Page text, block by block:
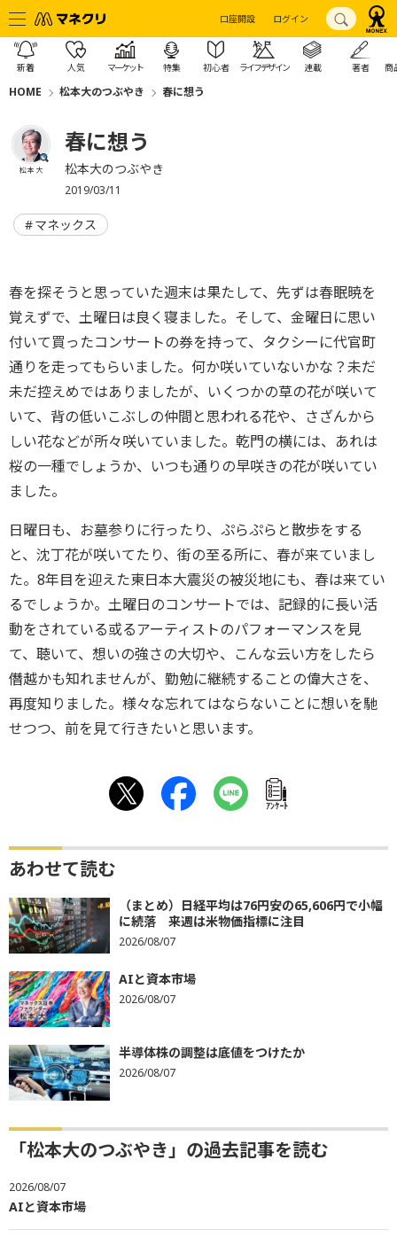
口座開設 ログイン
新着 人気 マーケット 特集 初心者 ライフデザイン 連載 著者 商
HOME 松本大のつぶやき 春に想う
松本 大
春に想う
松本大のつぶやき
2019/03/11
マネックス
春を探そうと思っていた週末は果たして、先ずは春眠暁を
覚えずで、土曜日は良く寝ました。そして、金曜日に思い
付いて買ったコンサートの券を持って、タクシーに代官町
通りを走ってもらいました。何か咲いていないかな？未だ
未だ控えめではありましたが、いくつかの草の花が咲いて
いて、背の低いこぶしの仲間と思われる花や、さざんから
しい花などが所々咲いていました。乾門の横には、あれは
桜の一種でしょうか、いつも通りの早咲きの花が咲いてい
ました。
日曜日も、お墓参りに行ったり、ぷらぷらと散歩をする
と、沈丁花が咲いてたり、街の至る所に、春が来ていまし
た。8年目を迎えた東日本大震災の被災地にも、春は来てい
るでしょうか。土曜日のコンサートでは、記録的に長い活
動をされている或るアーティストのパフォーマンスを見
て、聴いて、想いの強さの大切や、こんな云い方をしたら
僭越かも知れませんが、勤勉に継続することの偉大さを、
再度知りました。様々な忘れてはならないことに想いを馳
せつつ、前を見て行きたいと思います。
ｱﾝｹｰﾄ
あわせて読む
（まとめ）日経平均は76円安の65,606円で小幅
に続落 来週は米物価指標に注目
2026/08/07
AIと資本市場
2026/08/07
半導体株の調整は底値をつけたか
2026/08/07
「松本大のつぶやき」の過去記事を読む
2026/08/07
AIと資本市場